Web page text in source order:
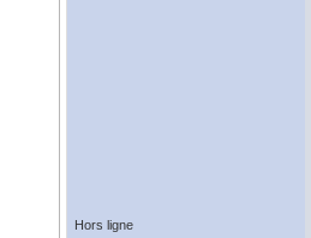
Hors ligne